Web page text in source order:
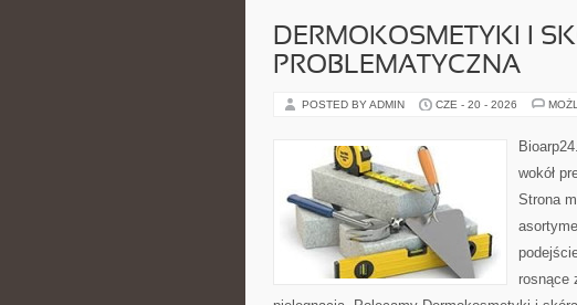
DERMOKOSMETYKI I
PROBLEMATYCZNA
POSTED BY ADMIN CZE - 20 - 2026
wokół
Strona
rosnące